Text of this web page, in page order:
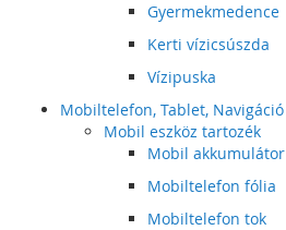
Gyermekmedence
Kerti vízicsúszda
Vízipuska
Mobiltelefon, Tablet, Navigáció
Mobil eszköz tartozék
Mobil akkumulátor
Mobiltelefon fólia
Mobiltelefon tok